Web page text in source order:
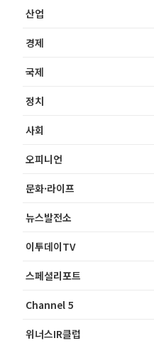
산업
경제
국제
정치
사회
오피니언
문화·라이프
뉴스발전소
이투데이TV
스페셜리포트
Channel 5
위너스IR클럽